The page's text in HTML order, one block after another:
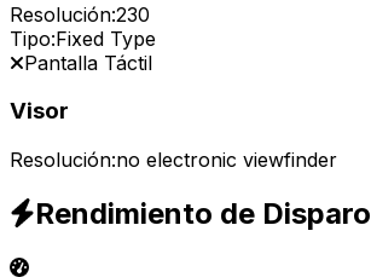
Resolución:230
Tipo:Fixed Type
Pantalla Táctil
Visor
Resolución:no electronic viewfinder
Rendimiento de Disparo